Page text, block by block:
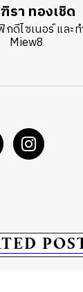
า ทองเชิด
ดีไซเนอร์ และ
Miew8